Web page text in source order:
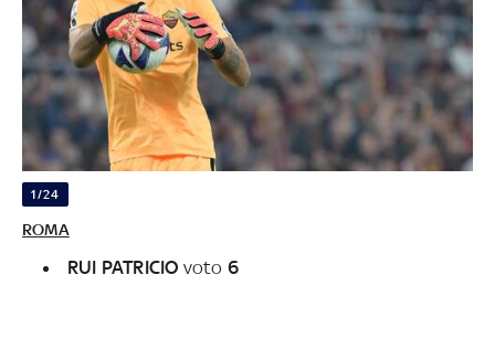
1/24
ROMA
RUI PATRICIO voto 6